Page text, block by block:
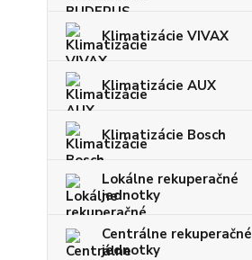
Klimatizácie VIVAX
Klimatizácie AUX
Klimatizácie Bosch
Lokálne rekuperačné
jednotky
Centrálne rekuperačné
jednotky